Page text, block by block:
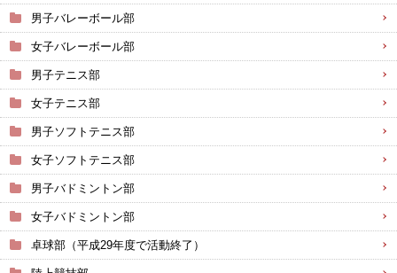
男子バレーボール部
女子バレーボール部
男子テニス部
女子テニス部
男子ソフトテニス部
女子ソフトテニス部
男子バドミントン部
女子バドミントン部
卓球部（平成29年度で活動終了）